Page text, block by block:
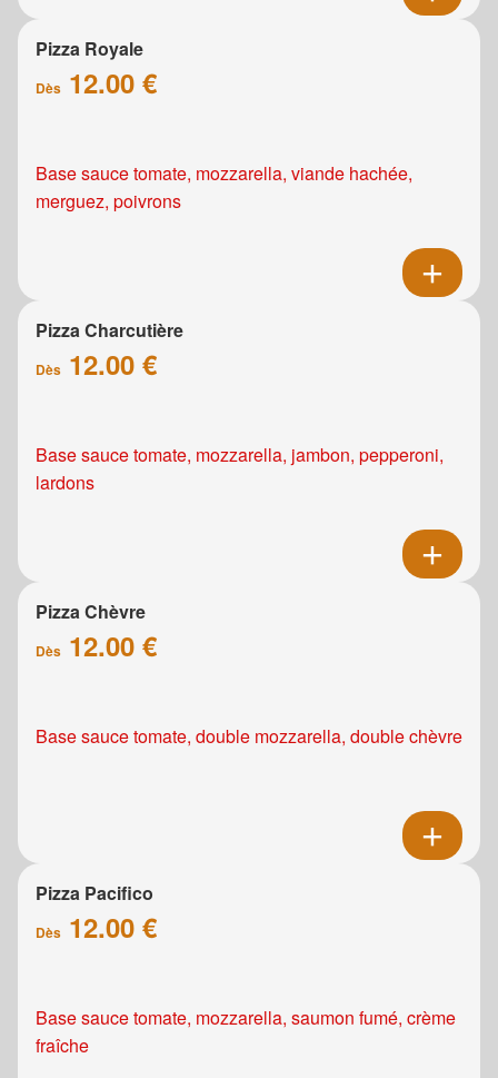
Pizza Royale
Dès 12.00 €
Base sauce tomate, mozzarella, viande hachée,
merguez, poivrons
Pizza Charcutière
Dès 12.00 €
Base sauce tomate, mozzarella, jambon, pepperoni,
lardons
Pizza Chèvre
Dès 12.00 €
Base sauce tomate, double mozzarella, double chèvre
Pizza Pacifico
Dès 12.00 €
Base sauce tomate, mozzarella, saumon fumé, crème
fraîche